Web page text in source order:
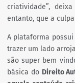
criatividade”,
entanto, que a
A plataforma
trazer um lado
são super bem
básica do Direito